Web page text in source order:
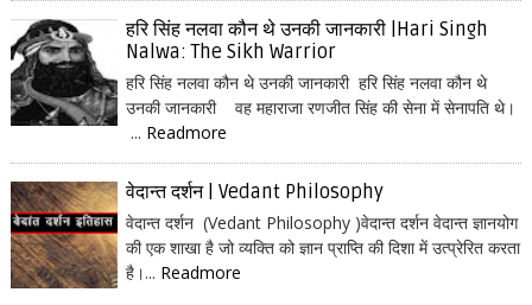
हरि सिंह नलवा कौन थे उनकी जानकारी |Hari Singh
Nalwa: The Sikh Warrior
हरि सिंह नलवा कौन थे उनकी जानकारी हरि सिंह नलवा कौन थे
उनकी जानकारी वह महाराजा रणजीत सिंह की सेना में सेनापति थे।
... Readmore
वेदान्त दर्शन | Vedant Philosophy
वेदान्त दर्शन (Vedant Philosophy )वेदान्त दर्शन वेदान्त ज्ञानयोग
की एक शाखा है जो व्यक्ति को ज्ञान प्राप्ति की दिशा में उत्प्रेरित करता
है।... Readmore